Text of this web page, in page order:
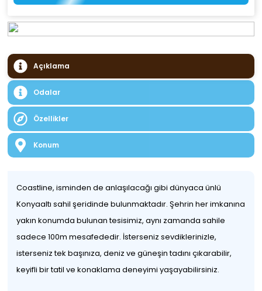
Açıklama
Odalar
Özellikler
Konum
Coastline, isminden de anlaşılacağı gibi dünyaca ünlü
Konyaaltı sahil şeridinde bulunmaktadır. Şehrin her imkanına
yakın konumda bulunan tesisimiz, aynı zamanda sahile
sadece 100m mesafededir. İsterseniz sevdiklerinizle,
isterseniz tek başınıza, deniz ve güneşin tadını çıkarabilir,
keyifli bir tatil ve konaklama deneyimi yaşayabilirsiniz.